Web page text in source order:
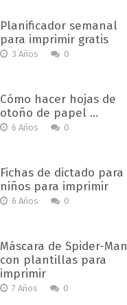
Planificador semanal
para imprimir gratis
3 Años 0
Cómo hacer hojas de
otoño de papel …
6 Años 0
Fichas de dictado para
niños para imprimir
6 Años 0
Máscara de Spider-Man
con plantillas para
imprimir
7 Años 0